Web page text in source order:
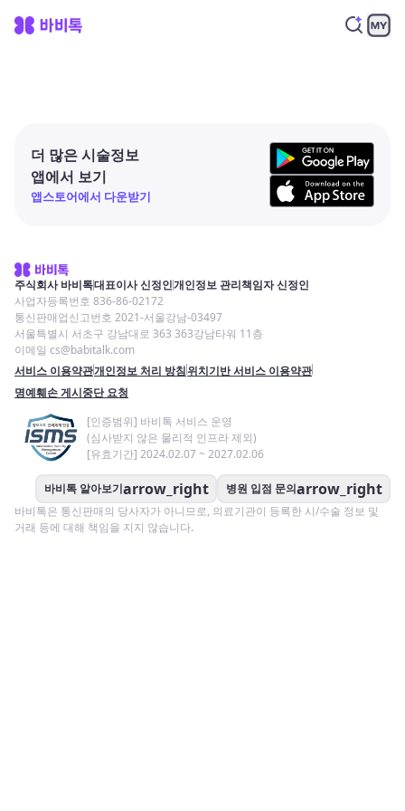
더 많은 시술정보
앱에서 보기
앱스토어에서 다운받기
주식회사 바비톡대표이사 신정인개인정보 관리책임자 신정인
사업자등록번호 836-86-02172
통신판매업신고번호 2021-서울강남-03497
서울특별시 서초구 강남대로 363 363강남타워 11층
이메일 cs@babitalk.com
서비스 이용약관개인정보 처리 방침위치기반 서비스 이용약관
명예훼손 게시중단 요청
[인증범위] 바비톡 서비스 운영
(심사받지 않은 물리적 인프라 제외)
[유효기간] 2024.02.07 ~ 2027.02.06
바비톡 알아보기arrow_right 병원 입점 문의arrow_right
바비톡은 통신판매의 당사자가 아니므로, 의료기관이 등록한 시/수술 정보 및
거래 등에 대해 책임을 지지 않습니다.